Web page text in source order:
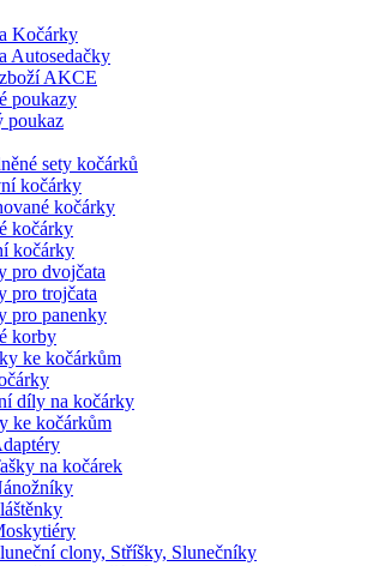
Kočárky
Autosedačky
AKCE
poukazy
poukaz
sety kočárků
kočárky
kočárky
kočárky
kočárky
pro dvojčata
pro trojčata
pro panenky
korby
ke kočárkům
díly na kočárky
ke kočárkům
na kočárek
clony, Stříšky, Slunečníky